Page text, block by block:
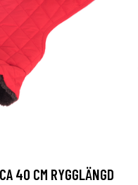
40 CM RYGGLÄNGD